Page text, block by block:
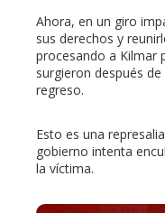
Ahora, en un giro
sus derechos y
procesando a Kilmar
surgieron después
regreso.
Esto es una
gobierno intenta
la víctima.